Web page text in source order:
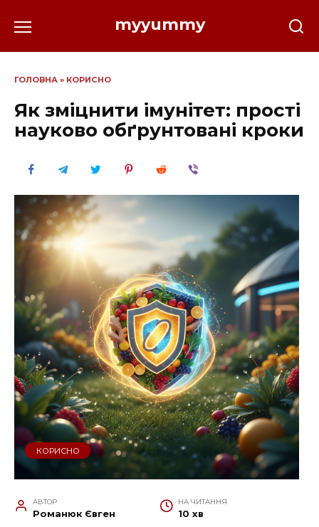
до
myyummy
ГОЛОВНА » КОРИСНО
Як зміцнити імунітет: прості
науково обґрунтовані кроки
КОРИСНО
АВТОР
Романюк Євген
НА ЧИТАННЯ
10 хв